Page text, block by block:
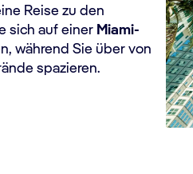
Reise zu den
sich auf einer Miami-
während Sie über von
spazieren.